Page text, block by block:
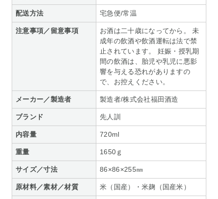
配送方法 宅急便/常温
注意事項／留意事項
お酒は二十歳になってから。 未
成年の飲酒や飲酒運転は法で禁
止されています。 妊娠・授乳期
間の飲酒は、胎児や乳児に悪影
響を与える恐れがありますの
で、お控えください。
メーカー／製造者 製造者/株式会社福田酒造
ブランド 先人訓
内容量 720ml
重量 1650ｇ
サイズ／寸法 86×86×255㎜
原材料／素材／材質 米（国産）・米麹（国産米）